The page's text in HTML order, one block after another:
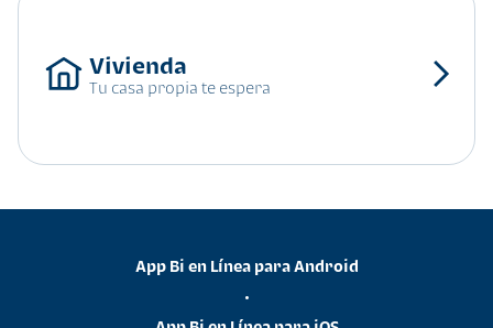
Tu casa propia te espera
App Bi en Línea para Android
•